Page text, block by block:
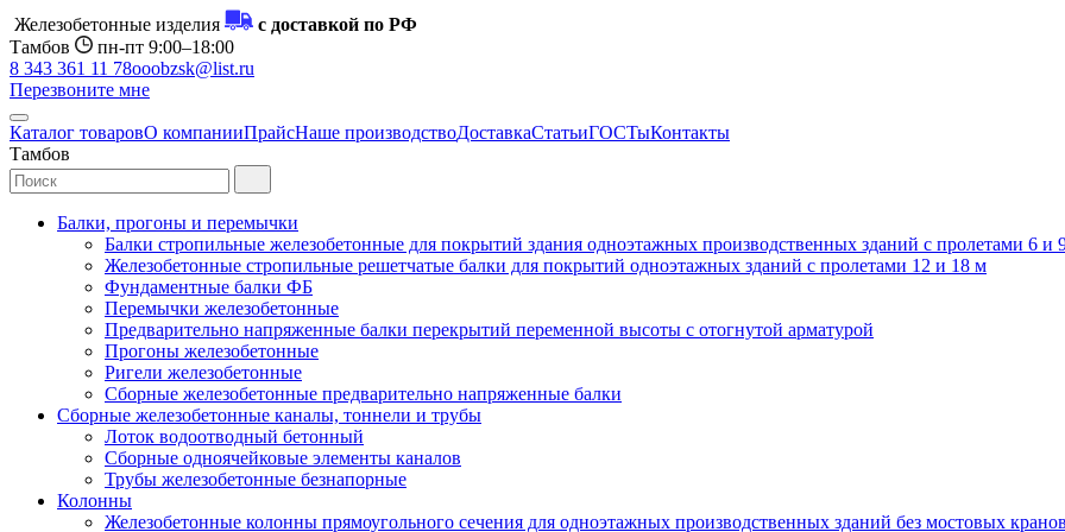
Железобетонные изделия
с доставкой по РФ
Тамбов
пн-пт 9:00–18:00
8 343 361 11 78ooobzsk@list.ru
Перезвоните мне
Каталог товаровО компанииПрайсНаше производствоДоставкаСтатьиГОСТыКонтакты
Тамбов
Балки, прогоны и перемычки
Балки стропильные железобетонные для покрытий здания одноэтажных производственных зданий с пролетами 6
Железобетонные стропильные решетчатые балки для покрытий одноэтажных зданий с пролетами 12 и 18 м
Фундаментные балки ФБ
Перемычки железобетонные
Предварительно напряженные балки перекрытий переменной высоты с отогнутой арматурой
Прогоны железобетонные
Ригели железобетонные
Сборные железобетонные предварительно напряженные балки
Сборные железобетонные каналы, тоннели и трубы
Лоток водоотводный бетонный
Сборные одноячейковые элементы каналов
Трубы железобетонные безнапорные
Колонны
Железобетонные колонны прямоугольного сечения для одноэтажных производственных зданий без мостовых кранов